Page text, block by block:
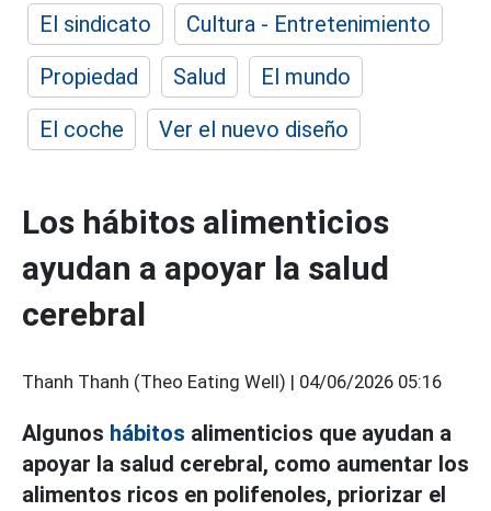
El sindicato
Cultura - Entretenimiento
Propiedad
Salud
El mundo
El coche
Ver el nuevo diseño
Los hábitos alimenticios
ayudan a apoyar la salud
cerebral
Thanh Thanh (Theo Eating Well) | 04/06/2026 05:16
Algunos hábitos alimenticios que ayudan a
apoyar la salud cerebral, como aumentar los
alimentos ricos en polifenoles, priorizar el